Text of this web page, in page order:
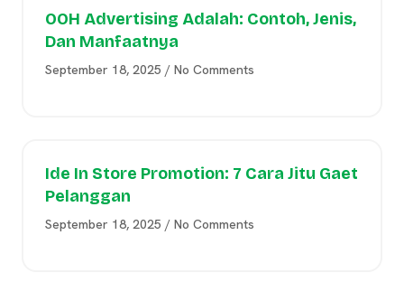
OOH Advertising Adalah: Contoh, Jenis,
Dan Manfaatnya
September 18, 2025 No Comments
Ide In Store Promotion: 7 Cara Jitu Gaet
Pelanggan
September 18, 2025 No Comments